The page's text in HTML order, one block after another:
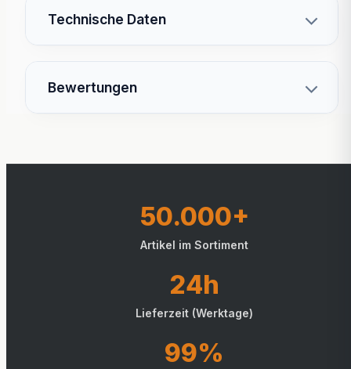
Technische Daten
Bewertungen
50.000+
Artikel im Sortiment
24h
Lieferzeit (Werktage)
99%